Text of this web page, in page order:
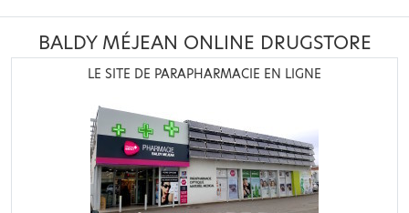
BALDY MÉJEAN ONLINE DRUGSTORE
LE SITE DE PARAPHARMACIE EN LIGNE